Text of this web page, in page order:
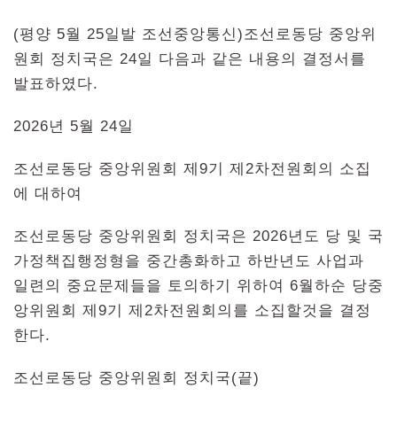
(평양 5월 25일발 조선중앙통신)조선로동당 중앙위
원회 정치국은 24일 다음과 같은 내용의 결정서를
발표하였다.
2026년 5월 24일
조선로동당 중앙위원회 제9기 제2차전원회의 소집
에 대하여
조선로동당 중앙위원회 정치국은 2026년도 당 및 국
가정책집행정형을 중간총화하고 하반년도 사업과
일련의 중요문제들을 토의하기 위하여 6월하순 당중
앙위원회 제9기 제2차전원회의를 소집할것을 결정
한다.
조선로동당 중앙위원회 정치국(끝)